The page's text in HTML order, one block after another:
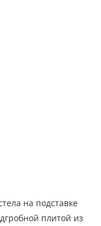
на подставке
плитой из